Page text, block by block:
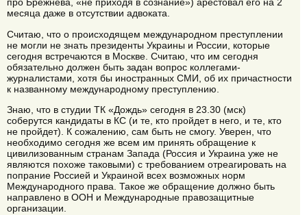
про Брежнева, «не приходя в сознание») арестовал его на 2
месяца даже в отсутствии адвоката.
Считаю, что о происходящем международном преступлении
не могли не знать президенты Украины и России, которые
сегодня встречаются в Москве. Считаю, что им сегодня
обязательно должен быть задан вопрос коллегами-
журналистами, хотя бы иностранных СМИ, об их причастности
к названному международному преступлению.
Знаю, что в студии ТК «Дождь» сегодня в 23.30 (мск)
соберутся кандидаты в КС (и те, кто пройдет в него, и те, кто
не пройдет). К сожалению, сам быть не смогу. Уверен, что
необходимо сегодня же всем им принять обращение к
цивилизованным странам Запада (Россия и Украина уже не
являются похоже таковыми) с требованием отреагировать на
попрание Россией и Украиной всех возможных норм
Международного права. Такое же обращение должно быть
направлено в ООН и Международные правозащитные
организации.